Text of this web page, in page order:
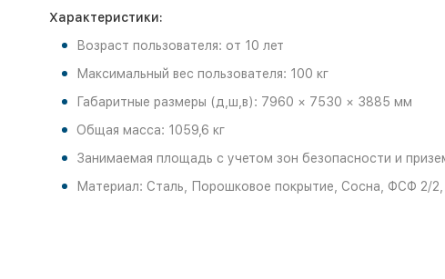
Характеристики:
Возраст пользователя: от 10 лет
Максимальный вес пользователя: 100 кг
Габаритные размеры (д,ш,в): 7960 × 7530 × 3885 мм
Общая масса: 1059,6 кг
Занимаемая площадь с учетом зон безопасности и
Материал: Сталь, Порошковое покрытие, Сосна, ФСФ 2/